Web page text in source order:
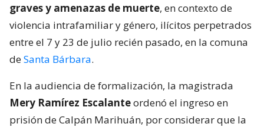
graves y amenazas de muerte, en contexto de
violencia intrafamiliar y género, ilícitos perpetrados
entre el 7 y 23 de julio recién pasado, en la comuna
deSanta Bárbara.
En la audiencia de formalización, la magistrada
Mery Ramírez Escalanteordenó el ingreso en
prisión de Calpán Marihuán, por considerar que la